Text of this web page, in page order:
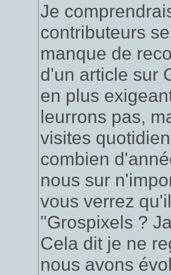
Je
contributeurs
manque de
d'un article sur
en plus
leurrons pas,
visites
combien
nous sur
vous verrez
"Grospixels ?
Cela dit je ne
nous avons